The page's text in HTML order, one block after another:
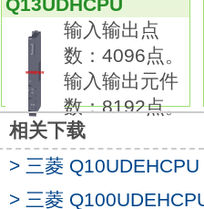
依然能正确响应并及时
统。
与普通PLC不同，安
PLC的功能，
更可实现安全控制功能
符合EN ISO 13849-1
统安全相关部件标准的
市场主流的安全PLC有
输入输出点
数：4096点。
输入输出元件
数：8192点。
相关下载
> 三菱
> 三菱